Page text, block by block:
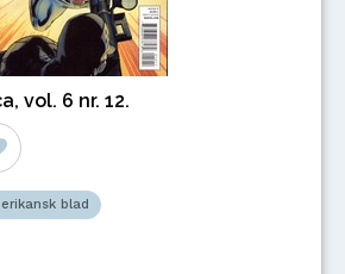
vol. 6 nr. 12.
blad